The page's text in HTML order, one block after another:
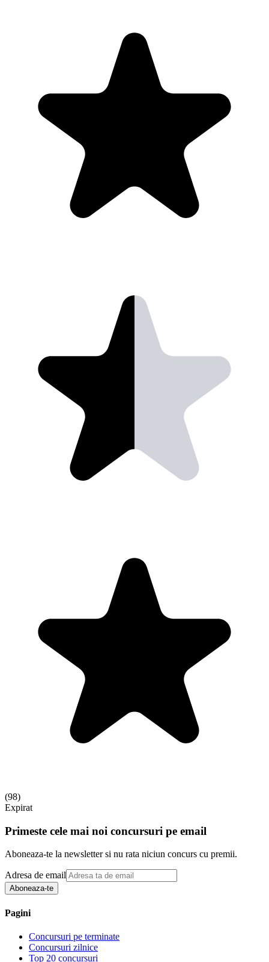
(98)
Expirat
Primeste cele mai noi concursuri pe email
Aboneaza-te la newsletter si nu rata niciun concurs cu premii.
Adresa de email
Aboneaza-te
Pagini
Concursuri pe terminate
Concursuri zilnice
Top 20 concursuri